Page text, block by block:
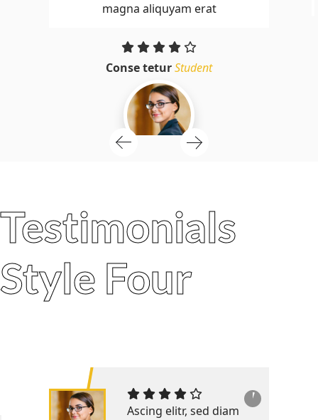
magna aliquyam erat
Conse teturStudent
Testimonials
Style Four
Ascing elitr, sed diam